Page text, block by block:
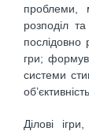
проблеми,
розподіл
послідовно
гри;
системи
Ділові